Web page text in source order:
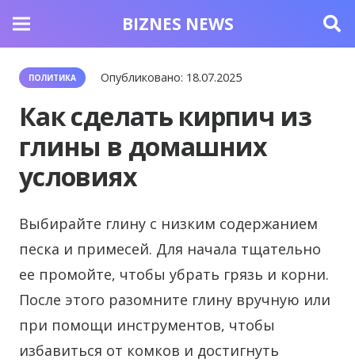
BIZNES NEWS
ПОЛИТИКА Опубликовано: 18.07.2025
Как сделать кирпич из
глины в домашних
условиях
Выбирайте глину с низким содержанием
песка и примесей. Для начала тщательно
ее промойте, чтобы убрать грязь и корни.
После этого разомните глину вручную или
при помощи инструментов, чтобы
избавиться от комков и достигнуть